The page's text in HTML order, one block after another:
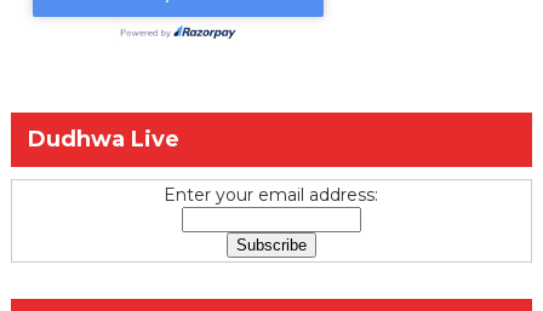
Dudhwa Live
Enter your email address: